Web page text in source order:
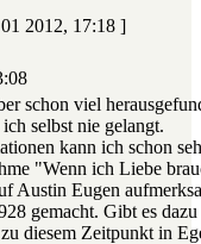
2012, 17:18 ]
schon viel
selbst nie gelangt.
kann ich schon
"Wenn ich Liebe
Austin Eugen
gemacht. Gibt es dazu
diesem Zeitpunkt in